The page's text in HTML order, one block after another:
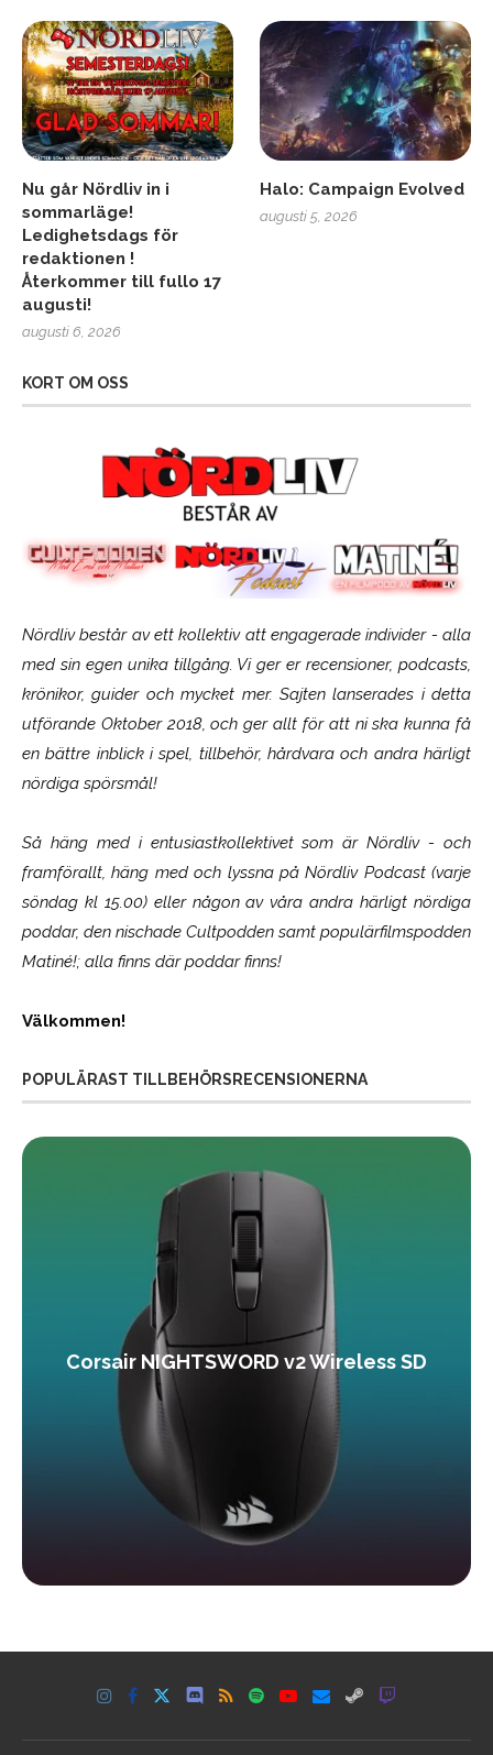
Nu går Nördliv in i
sommarläge!
Ledighetsdags för
redaktionen !
Återkommer till fullo 17
augusti!
augusti 6, 2026
Halo: Campaign Evolved
augusti 5, 2026
KORT OM OSS
Nördliv består av ett kollektiv att engagerade individer - alla
med sin egen unika tillgång. Vi ger er recensioner, podcasts,
krönikor, guider och mycket mer. Sajten lanserades i detta
utförande Oktober 2018, och ger allt för att ni ska kunna få
en bättre inblick i spel, tillbehör, hårdvara och andra härligt
nördiga spörsmål!
Så häng med i entusiastkollektivet som ärNördliv- och
framförallt, häng med och lyssna på Nördliv Podcast (varje
söndag kl 15.00) eller någon av våra andra härligt nördiga
poddar, den nischade Cultpodden samt populärfilmspodden
Matiné!; alla finns där poddar finns!
Välkommen!
POPULÄRAST TILLBEHÖRSRECENSIONERNA
Corsair NIGHTSWORD v2 Wireless SD